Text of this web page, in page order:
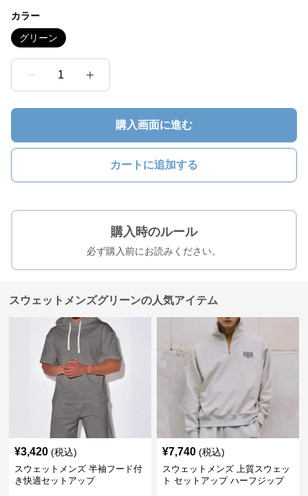
カラー
グリーン
1
購入画面に進む
カートに追加する
購入時のルール
必ず購入前にお読みください。
スウェットメンズグリーンの人気アイテム
¥3,420 (税込)
スウェットメンズ 半袖フード付
き快適セットアップ
¥7,740 (税込)
スウェットメンズ 上質スウェッ
ト セットアップ ハーフジップ